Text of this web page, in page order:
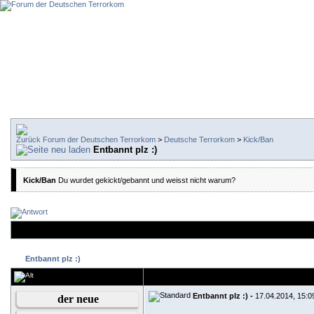
Forum der Deutschen Terrorkom > Deutsche Terrorkom > Kick/Ban
Entbannt plz :)
Kick/Ban Du wurdet gekickt/gebannt und weisst nicht warum?
Entbannt plz :)
der neue Entbannt plz :) - 17.04.2014,